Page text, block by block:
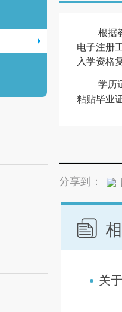
根据
电子注册
入学资格
学历
粘贴毕业
分享到：
关